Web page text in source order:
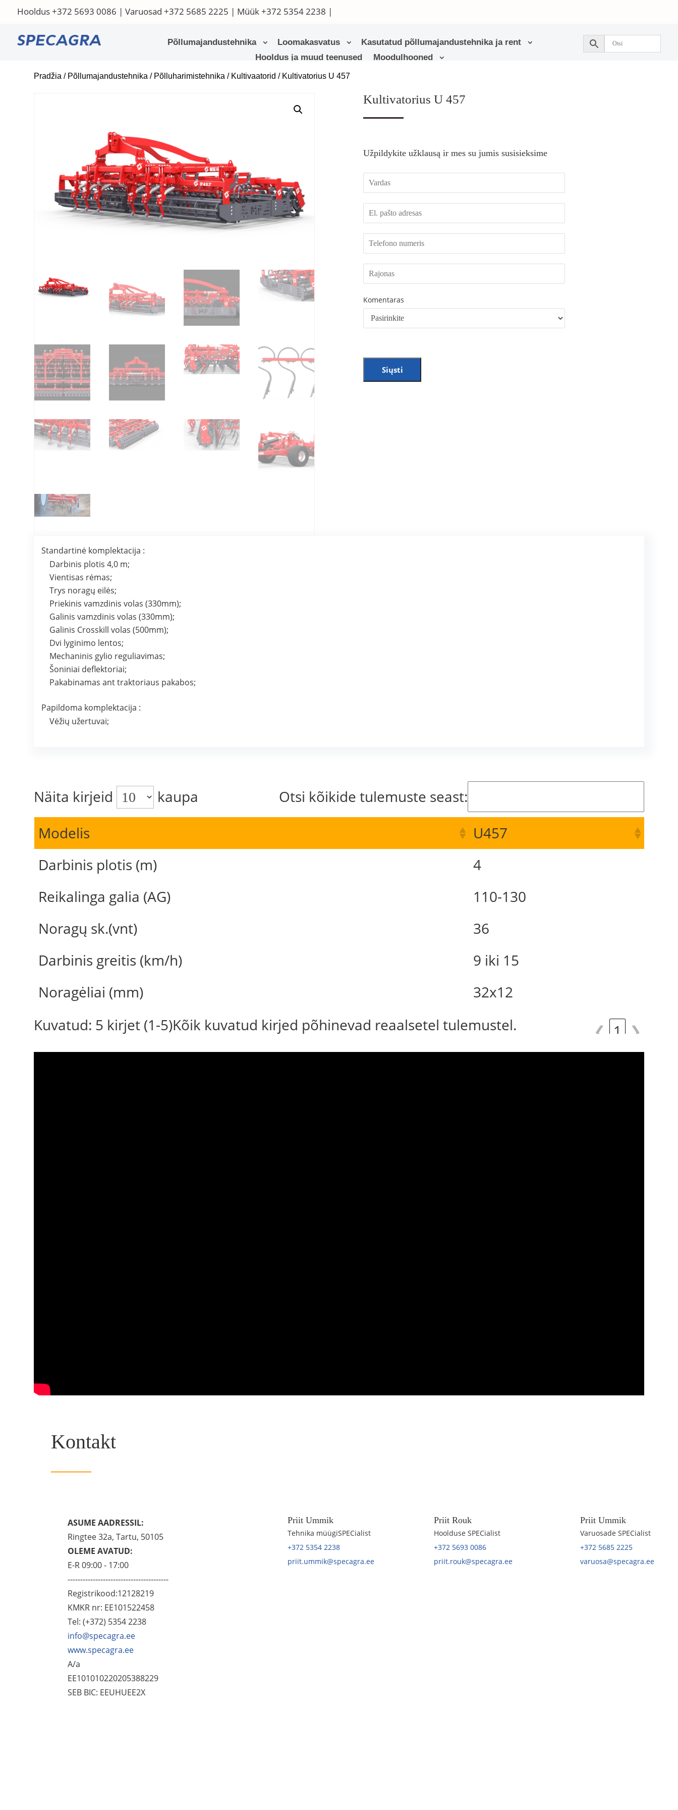
Hooldus+372 5693 0086 | Varuosad +372 5685 2225 | Müük+372 5354 2238 |
Põllumajandustehnika Loomakasvatus
Kasutatud põllumajandustehnika ja rent
Hooldus ja muud teenused
Moodulhooned
Pradžia / Põllumajandustehnika / Põlluharimistehnika / Kultivaatorid / Kultivatorius U 457
Kultivatorius U 457
Užpildykite užklausą ir mes su jumis susisieksime
Komentaras
Siųsti
Standartinė komplektacija :
Darbinis plotis 4,0 m;
Vientisas rėmas;
Trys noragų eilės;
Priekinis vamzdinis volas (330mm);
Galinis vamzdinis volas (330mm);
Galinis Crosskill volas (500mm);
Dvi lyginimo lentos;
Mechaninis gylio reguliavimas;
Šoniniai deflektoriai;
Pakabinamas ant traktoriaus pakabos;
Papildoma komplektacija :
Vėžių užertuvai;
Näita kirjeid kaupa
Otsi kõikide tulemuste seast:
Modelis
U457
Darbinis plotis (m)
4
Reikalinga galia (AG)
110-130
Noragų sk.(vnt)
36
Darbinis greitis (km/h)
9 iki 15
Noragėliai (mm)
32x12
Kuvatud: 5 kirjet (1-5)Kõik kuvatud kirjed põhinevad reaalsetel tulemustel.
❮ 1 ❯
Kontakt
ASUME AADRESSIL:
Ringtee 32a, Tartu, 50105
OLEME AVATUD:
E-R 09:00 - 17:00
----------------------------------------
Registrikood:12128219
KMKR nr: EE101522458
Tel: (+372) 5354 2238
info@specagra.ee
www.specagra.ee
A/a
EE101010220205388229
SEB BIC: EEUHUEE2X
Priit Ummik
Tehnika müügiSPECialist
+372 5354 2238
priit.ummik@specagra.ee
Priit Rouk
Hoolduse SPECialist
+372 5693 0086
priit.rouk@specagra.ee
Priit Ummik
Varuosade SPECialist
+372 5685 2225
varuosa@specagra.ee